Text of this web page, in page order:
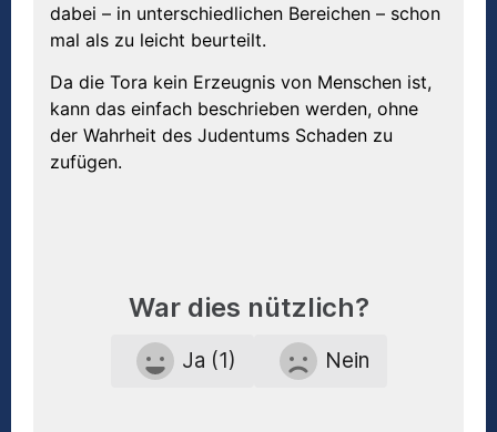
dabei – in unterschiedlichen Bereichen – schon
mal als zu leicht beurteilt.
Da die Tora kein Erzeugnis von Menschen ist,
kann das einfach beschrieben werden, ohne
der Wahrheit des Judentums Schaden zu
zufügen.
War dies nützlich?
Ja (1) Nein